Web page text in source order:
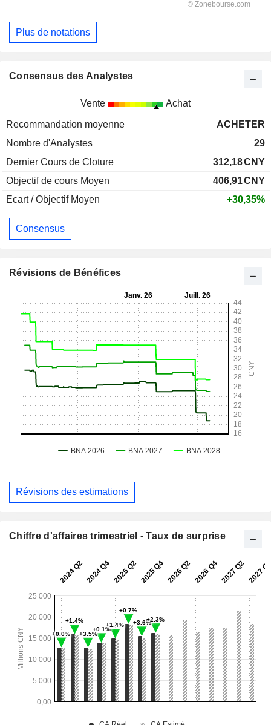
Plus de notations
Consensus des Analystes
Vente Achat
Recommandation moyenne
ACHETER
Nombre d'Analystes
29
Dernier Cours de Cloture
312,18CNY
Objectif de cours Moyen
406,91CNY
Ecart / Objectif Moyen
+30,35%
Consensus
Révisions de Bénéfices
Révisions des estimations
Chiffre d'affaires trimestriel - Taux de surprise